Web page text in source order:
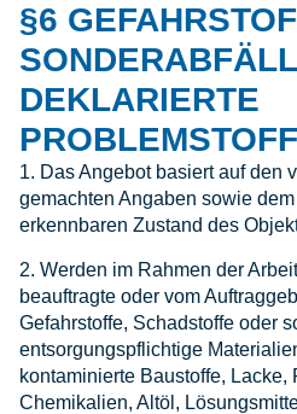
§6
DEKLARIERTE
1. Das Angebot basiert auf den
gemachten Angaben sowie
erkennbaren Zustand des
2. Werden im Rahmen der
beauftragte oder vom
Gefahrstoffe, Schadstoffe oder
entsorgungspflichtige
kontaminierte Baustoffe, Lacke,
Chemikalien, Altöl,